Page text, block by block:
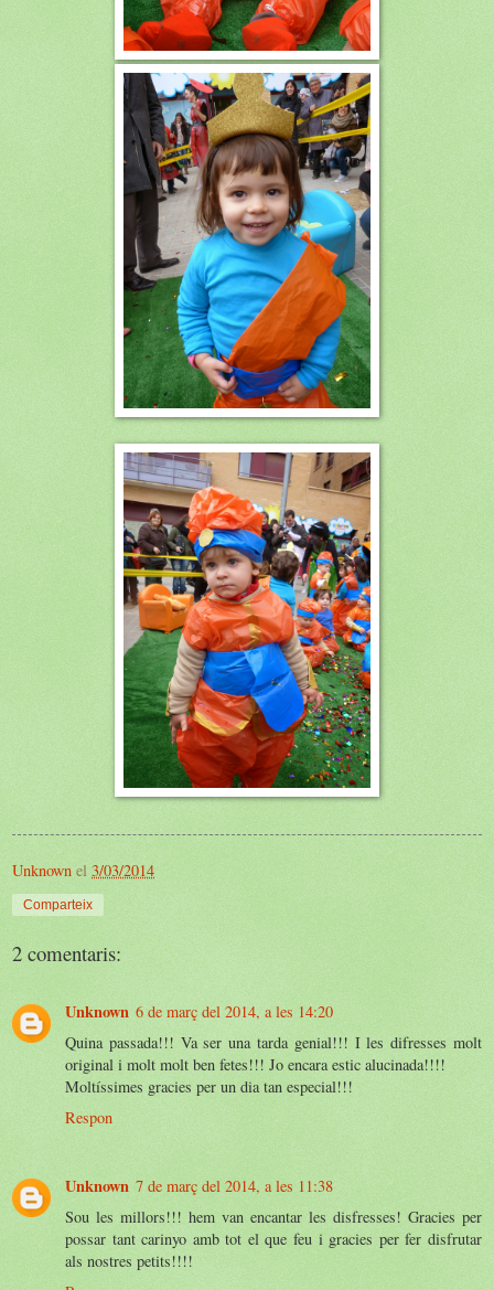
Unknown el 3/03/2014
Comparteix
2 comentaris:
Unknown 6 de març del 2014, a les 14:20
Quina passada!!! Va ser una tarda genial!!! I les difresses molt
original i molt molt ben fetes!!! Jo encara estic alucinada!!!!
Moltíssimes gracies per un dia tan especial!!!
Respon
Unknown 7 de març del 2014, a les 11:38
Sou les millors!!! hem van encantar les disfresses! Gracies per
possar tant carinyo amb tot el que feu i gracies per fer disfrutar
als nostres petits!!!!